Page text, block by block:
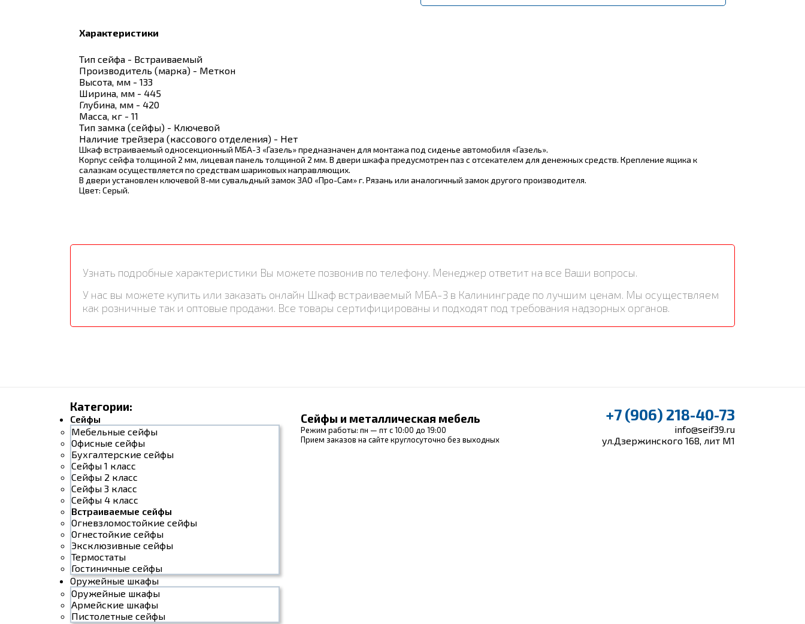
Характеристики
Тип сейфа - Встраиваемый
Производитель (марка) - Меткон
Высота, мм - 133
Ширина, мм - 445
Глубина, мм - 420
Масса, кг - 11
Тип замка (сейфы) - Ключевой
Наличие трейзера (кассового отделения) - Нет
Шкаф встраиваемый односекционный МБА-3 «Газель» предназначен для монтажа под сиденье автомобиля «Газель».
Корпус сейфа толщиной 2 мм, лицевая панель толщиной 2 мм. В двери шкафа предусмотрен паз с отсекателем для денежных средств. Крепление ящика к
салазкам осуществляется по средствам шариковых направляющих.
В двери установлен ключевой 8-ми сувальдный замок ЗАО «Про-Сам» г. Рязань или аналогичный замок другого производителя.
Цвет: Серый.
Узнать подробные характеристики Вы можете позвонив по телефону. Менеджер ответит на все Ваши вопросы.
У нас вы можете купить или заказать онлайн Шкаф встраиваемый МБА-3 в Калининграде по лучшим ценам. Мы осуществляем
как розничные так и оптовые продажи. Все товары сертифицированы и подходят под требования надзорных органов.
Категории:
Сейфы
Мебельные сейфы
Офисные сейфы
Бухгалтерские сейфы
Сейфы 1 класс
Сейфы 2 класс
Сейфы 3 класс
Сейфы 4 класс
Встраиваемые сейфы
Огневзломостойкие сейфы
Огнестойкие сейфы
Эксклюзивные сейфы
Термостаты
Гостиничные сейфы
Оружейные шкафы
Оружейные шкафы
Армейские шкафы
Пистолетные сейфы
Сейфы и металлическая мебель
Режим работы: пн — пт с 10:00 до 19:00
Прием заказов на сайте круглосуточно без выходных
+7 (906) 218-40-73
info@seif39.ru
ул.Дзержинского 168, лит М1